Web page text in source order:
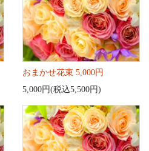
おまかせ花束 5,000円
5,000円(税込5,500円)